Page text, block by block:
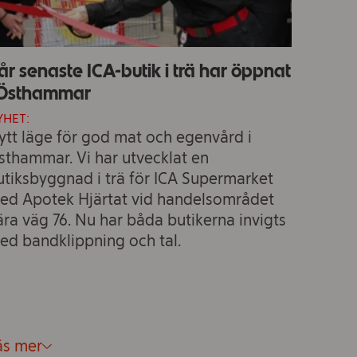
senaste ICA-butik i trä har öppnat
läge för god mat och egenvård i
Vi har utvecklat en
i trä för ICA Supermarket
Apotek Hjärtat vid handelsområdet
väg 76. Nu har båda butikerna invigts
bandklippning och tal.
mer